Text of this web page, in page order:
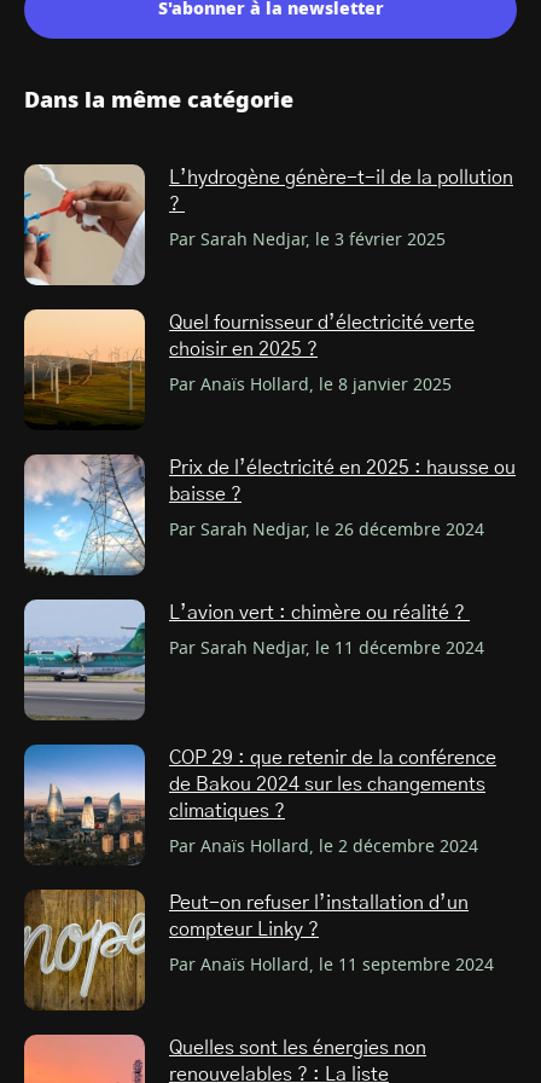
S'abonner à la newsletter
Dans la même catégorie
L’hydrogène génère-t-il de la pollution
?
Par Sarah Nedjar, le 3 février 2025
Quel fournisseur d’électricité verte
choisir en 2025 ?
Par Anaïs Hollard, le 8 janvier 2025
Prix de l’électricité en 2025 : hausse ou
baisse ?
Par Sarah Nedjar, le 26 décembre 2024
L’avion vert : chimère ou réalité ?
Par Sarah Nedjar, le 11 décembre 2024
COP 29 : que retenir de la conférence
de Bakou 2024 sur les changements
climatiques ?
Par Anaïs Hollard, le 2 décembre 2024
Peut-on refuser l’installation d’un
compteur Linky ?
Par Anaïs Hollard, le 11 septembre 2024
Quelles sont les énergies non
renouvelables ? : La liste